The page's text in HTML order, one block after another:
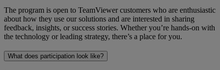
The program is open to TeamViewer customers who are enthusiastic
about how they use our solutions and are interested in sharing
feedback, insights, or success stories. Whether you’re hands-on with
the technology or leading strategy, there’s a place for you.
What does participation look like?